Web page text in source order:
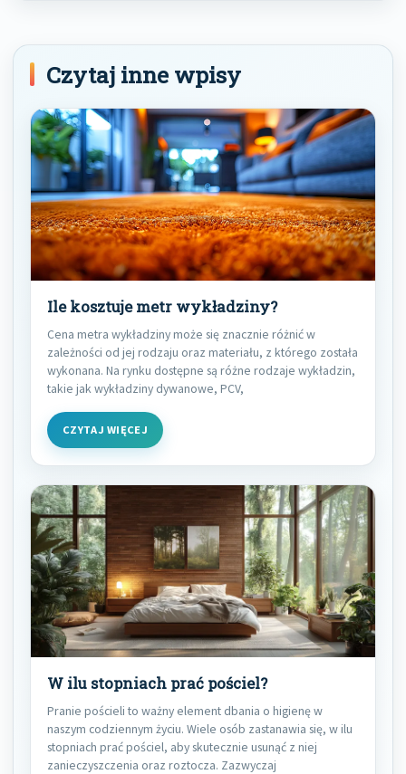
Czytaj inne wpisy
Ile kosztuje metr wykładziny?
Cena metra wykładziny może się znacznie różnić w
zależności od jej rodzaju oraz materiału, z którego została
wykonana. Na rynku dostępne są różne rodzaje wykładzin,
takie jak wykładziny dywanowe, PCV,
CZYTAJ WIĘCEJ
W ilu stopniach prać pościel?
Pranie pościeli to ważny element dbania o higienę w
naszym codziennym życiu. Wiele osób zastanawia się, w ilu
stopniach prać pościel, aby skutecznie usunąć z niej
zanieczyszczenia oraz roztocza. Zazwyczaj